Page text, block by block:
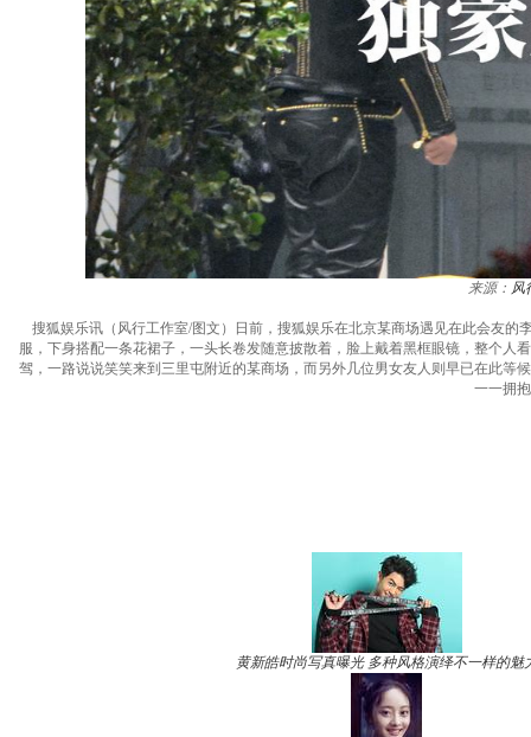
来源： 风
搜狐娱乐讯（风行工作室/图文）日前，搜狐娱乐在北京某商场遇见在此会友
服，下身搭配一条花裙子，一头长卷发随意披散着，脸上戴着黑框眼镜，整个
驾，一路说说笑笑来到三里屯附近的某商场，而另外几位男女友人则早已在此
一一拥
黄新皓时尚写真曝光 多种风格演绎不一样的魅